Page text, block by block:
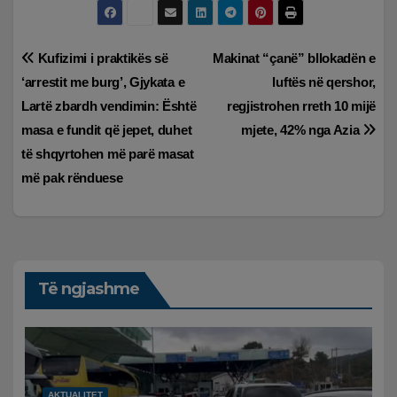
Lëvizje
te
postimet
Makinat “çanë” bllokadën e
luftës në qershor,
regjistrohen rreth 10 mijë
mjete, 42% nga Azia
Kufizimi i praktikës së
‘arrestit me burg’, Gjykata e
Lartë zbardh vendimin: Është
masa e fundit që jepet, duhet
të shqyrtohen më parë masat
më pak rënduese
Të ngjashme